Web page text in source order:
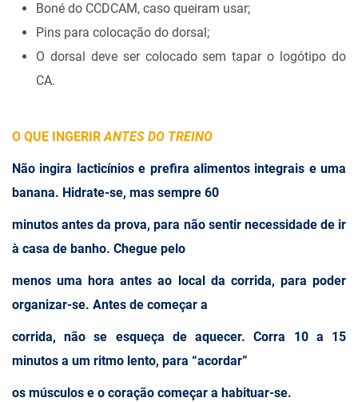
Boné do CCDCAM, caso queiram usar;
Pins para colocação do dorsal;
O dorsal deve ser colocado sem tapar o logótipo do
CA.
O QUE INGERIRANTES DO TREINO
Não ingira lacticínios e prefira alimentos integrais e uma
banana. Hidrate-se, mas sempre 60
minutos antes da prova, para não sentir necessidade de ir
à casa de banho. Chegue pelo
menos uma hora antes ao local da corrida, para poder
organizar-se. Antes de começar a
corrida, não se esqueça de aquecer. Corra 10 a 15
minutos a um ritmo lento, para “acordar”
os músculos e o coração começar a habituar-se.